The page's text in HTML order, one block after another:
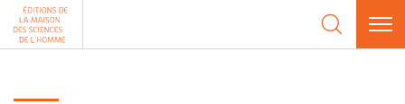
Aller au contenu
Panneau de gestion des cookies